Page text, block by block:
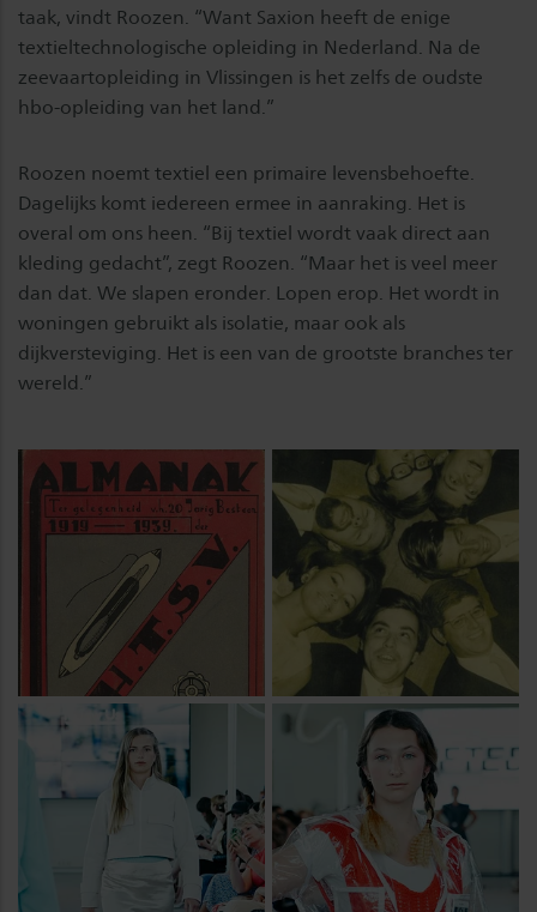
taak, vindt Roozen. “Want Saxion heeft de enige
textieltechnologische opleiding in Nederland. Na de
zeevaartopleiding in Vlissingen is het zelfs de oudste
hbo-opleiding van het land.”
Roozen noemt textiel een primaire levensbehoefte.
Dagelijks komt iedereen ermee in aanraking. Het is
overal om ons heen. “Bij textiel wordt vaak direct aan
kleding gedacht”, zegt Roozen. “Maar het is veel meer
dan dat. We slapen eronder. Lopen erop. Het wordt in
woningen gebruikt als isolatie, maar ook als
dijkversteviging. Het is een van de grootste branches ter
wereld.”